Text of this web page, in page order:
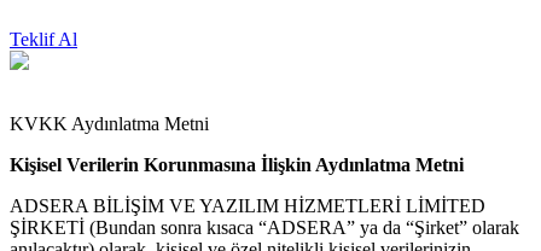
Teklif Al
KVKK Aydınlatma Metni
Kişisel Verilerin Korunmasına İlişkin Aydınlatma Metni
ADSERA BİLİŞİM VE YAZILIM HİZMETLERİ LİMİTED
ŞİRKETİ (Bundan sonra kısaca “ADSERA” ya da “Şirket” olarak